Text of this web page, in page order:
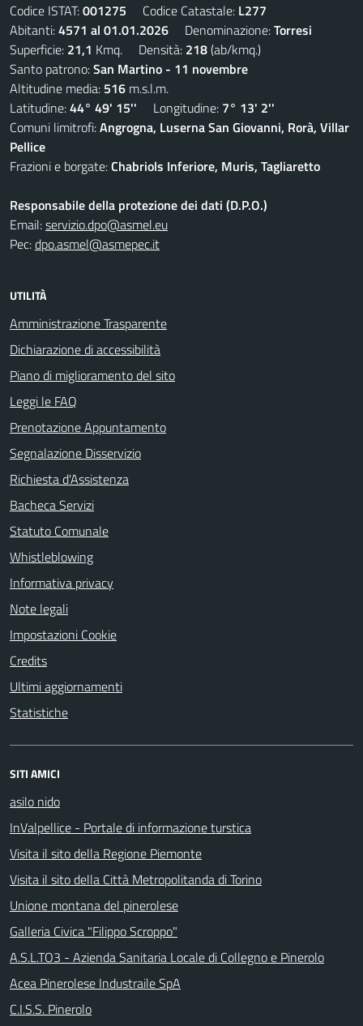
Codice ISTAT:001275 Codice Catastale: L277
Abitanti:4571 al 01.01.2026 Denominazione:Torresi
Superficie: 21,1 Kmq. Densità: 218(ab/kmq.)
Santo patrono:San Martino - 11 novembre
Altitudine media: 516 m.s.l.m.
Latitudine:44° 49' 15'' Longitudine: 7° 13' 2''
Comuni limitrofi:Angrogna, Luserna San Giovanni, Rorà, Villar
Pellice
Frazioni e borgate:Chabriols Inferiore, Muris, Tagliaretto
Responsabile della protezione dei dati (D.P.O.)
Email:servizio.dpo@asmel.eu
Pec:dpo.asmel@asmepec.it
UTILITÀ
Amministrazione Trasparente
Dichiarazione di accessibilità
Piano di miglioramento del sito
Leggi le FAQ
Prenotazione Appuntamento
Segnalazione Disservizio
Richiesta d'Assistenza
Bacheca Servizi
Statuto Comunale
Whistleblowing
Informativa privacy
Note legali
Impostazioni Cookie
Credits
Ultimi aggiornamenti
Statistiche
SITI AMICI
asilo nido
InValpellice - Portale di informazione turstica
Visita il sito della Regione Piemonte
Visita il sito della Città Metropolitanda di Torino
Unione montana del pinerolese
Galleria Civica "Filippo Scroppo"
A.S.L.TO3 - Azienda Sanitaria Locale di Collegno e Pinerolo
Acea Pinerolese Industraile SpA
C.I.S.S. Pinerolo